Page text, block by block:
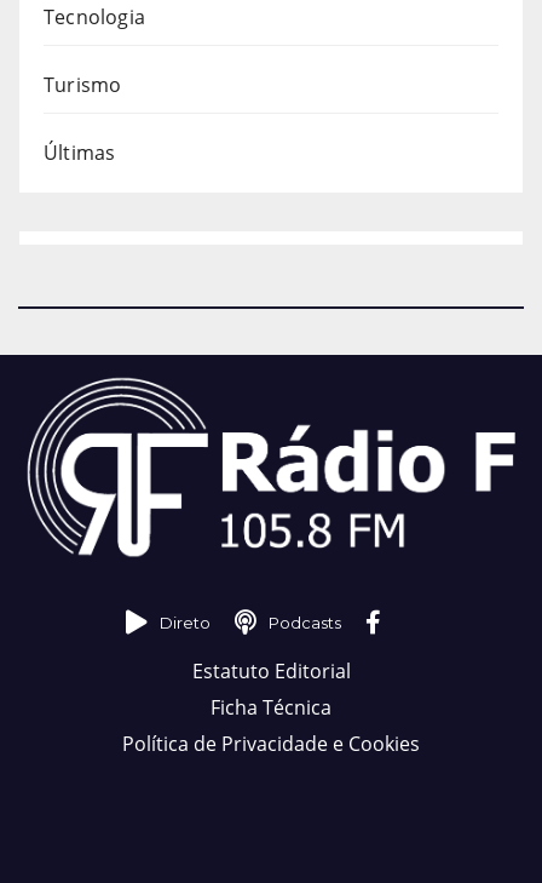
Tecnologia
Turismo
Últimas
Direto Podcasts
Estatuto Editorial
Ficha Técnica
Política de Privacidade e Cookies